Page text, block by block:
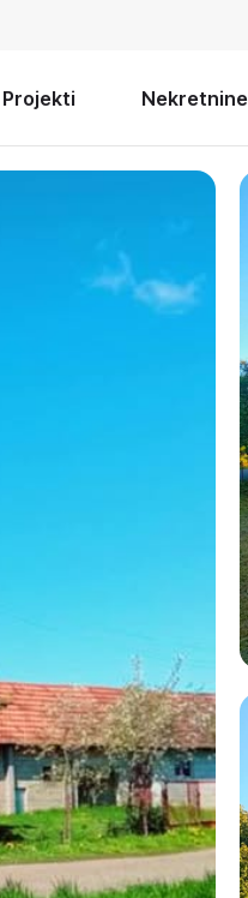
Projekti Nekretnine